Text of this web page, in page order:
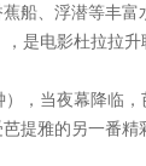
船、浮潜等丰
是电影杜拉拉
，当夜幕降临
提雅的另一番